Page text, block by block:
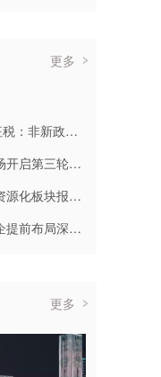
更多
无需过度解读
第三轮降价
传统企业承压
局深加工产线
更多